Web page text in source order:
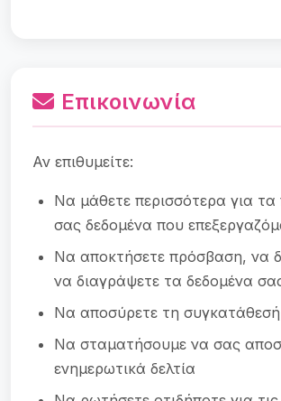
Επικοινωνία
Αν επιθυμείτε:
Να μάθετε περισσότερα για
σας δεδομένα που
Να αποκτήσετε πρόσβαση, να
να διαγράψετε τα δεδομένα
Να αποσύρετε τη
Να σταματήσουμε να σας
ενημερωτικά δελτία